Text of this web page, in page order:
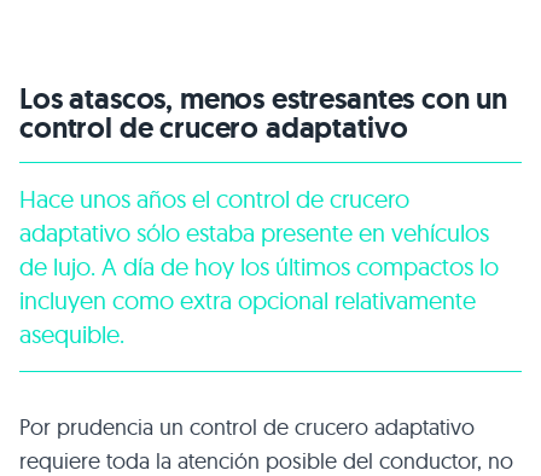
Los atascos, menos estresantes con un
control de crucero adaptativo
Hace unos años el control de crucero
adaptativo sólo estaba presente en vehículos
de lujo. A día de hoy los últimos compactos lo
incluyen como extra opcional relativamente
asequible.
Por prudencia un control de crucero adaptativo
requiere toda la atención posible del conductor, no